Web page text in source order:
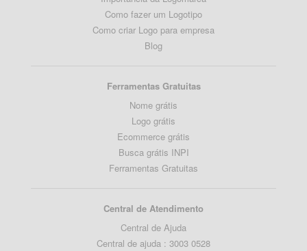
Como fazer um Logotipo
Como criar Logo para empresa
Blog
Ferramentas Gratuitas
Nome grátis
Logo grátis
Ecommerce grátis
Busca grátis INPI
Ferramentas Gratuitas
Central de Atendimento
Central de Ajuda
Central de ajuda : 3003 0528